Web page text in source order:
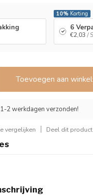
10% Korting
6
€2,03 /
Toevoegen aan
2 werkdagen verzonden!
vergelijken Deel dit product